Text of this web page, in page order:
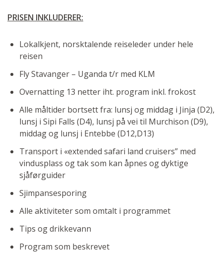
PRISEN INKLUDERER:
Lokalkjent, norsktalende reiseleder under hele
reisen
Fly Stavanger – Uganda t/r med KLM
Overnatting 13 netter iht. program inkl. frokost
Alle måltider bortsett fra: lunsj og middag i Jinja (D2),
lunsj i Sipi Falls (D4), lunsj på vei til Murchison (D9),
middag og lunsj i Entebbe (D12,D13)
Transport i «extended safari land cruisers” med
vindusplass og tak som kan åpnes og dyktige
sjåførguider
Sjimpansesporing
Alle aktiviteter som omtalt i programmet
Tips og drikkevann
Program som beskrevet